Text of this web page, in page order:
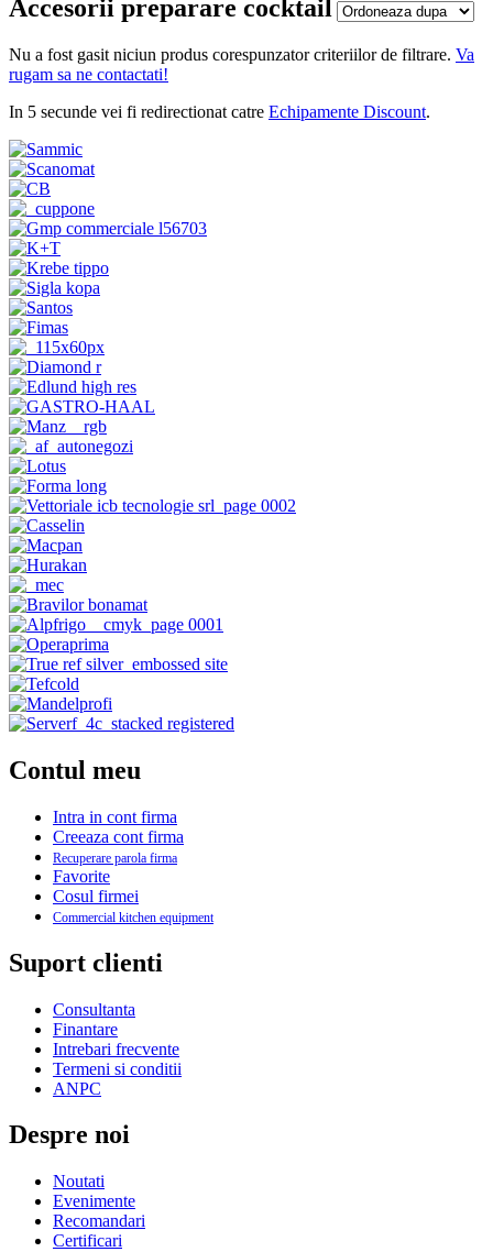
Accesorii preparare cocktail
Nu a fost gasit niciun produs corespunzator criteriilor de filtrare. Va
rugam sa ne contactati!
In 5 secunde vei fi redirectionat catre Echipamente Discount.
Contul meu
Intra in cont firma
Creeaza cont firma
Recuperare parola firma
Favorite
Cosul firmei
Commercial kitchen equipment
Suport clienti
Consultanta
Finantare
Intrebari frecvente
Termeni si conditii
ANPC
Despre noi
Noutati
Evenimente
Recomandari
Certificari